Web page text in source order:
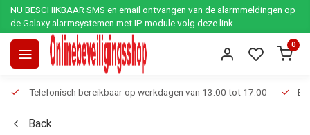
NU BESCHIKBAAR SMS en email ontvangen van de alarmmeldingen op
de Galaxy alarmsystemen met IP module volg deze link
0
Telefonisch bereikbaar op werkdagen van 13:00 tot 17:00
Back